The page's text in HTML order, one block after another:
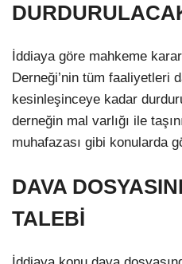
İddiaya göre mahkeme
Derneği’nin tüm faaliyetleri
kesinleşinceye kadar
derneğin mal varlığı ile
muhafazası gibi konularda
DAVA
TALEBİ